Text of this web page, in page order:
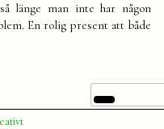
länge man inte har någon
En rolig present att både